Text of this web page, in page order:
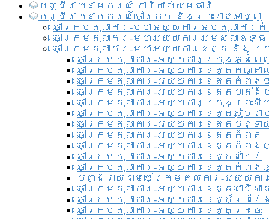
បញ្ជី​រាយ​នាមករណ៍ ការិយាល័យ​មេធាវី​
បញ្ជី​រាយ​នាមករណ៍​ចៅក្រម និងព្រះរាជអាជ្ញា
ចៅក្រមតុលាការ-មហាអយ្យការអមតុលាការ
ចៅក្រមតុលាការ-មហាអយ្យការអមសាលាឧទ្
ចៅក្រមតុលាការ-មហាអយ្យការខេត្ត និង ក្
ចៅក្រមតុលាការ-អយ្យការក្រុងភ្នំពេ
ចៅក្រមតុលាការ-អយ្យការខេត្តកណ្តា
ចៅក្រមតុលាការ-អយ្យការខេត្តកំពង់ច
ចៅក្រមតុលាការ-អយ្យការខេត្តបាត់ដំ
ចៅក្រមតុលាការ-អយ្យការ​ក្រុងព្រះសី
ចៅក្រមតុលាការ-អយ្យការខេត្តសៀមរា
ចៅក្រមតុលាការ-អយ្យការខេត្តបន្ទា
ចៅក្រមតុលាការ-អយ្យការខេត្តកំពត
ចៅក្រមតុលាការ-អយ្យការខេត្តកំពង់
ចៅក្រមតុលាការ-អយ្យការខេត្តតាកែវ
ចៅក្រមតុលាការ-អយ្យការខេត្តកំពង់
បញ្ជីរាយនាមចៅក្រមតុលាការ-អយ្យក
ចៅក្រមតុលាការ-អយ្យការខេត្តពោធិ៍សា
ចៅក្រមតុលាការ-អយ្យការខេត្តព្រៃវែ
ចៅក្រមតុលាការ-អយ្យការខេត្តក្រចេះ